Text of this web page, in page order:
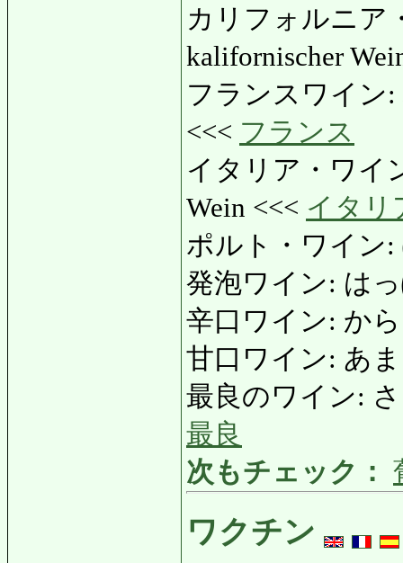
カリフォルニア
kalifornischer
フランスワイン:
<<< フランス
イタリア・ワイ
Wein <<< イタリ
ポルト・ワイン:
発泡ワイン: は
辛口ワイン: か
甘口ワイン: あ
最良のワイン:
最良
次もチェック：
ワクチン